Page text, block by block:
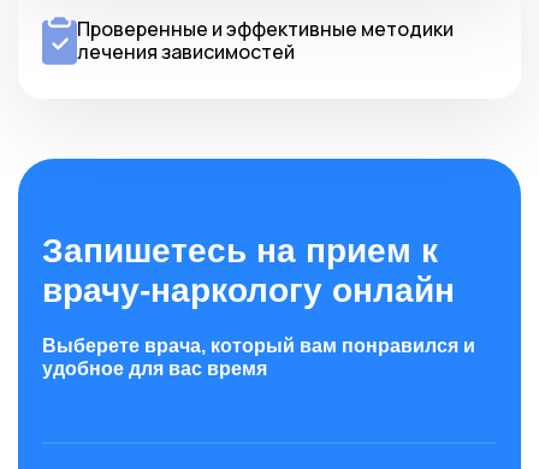
Проверенные и эффективные методики
лечения зависимостей
Запишетесь на прием к
врачу-наркологу онлайн
Выберете врача, который вам понравился и
удобное для вас время